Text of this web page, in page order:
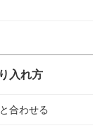
入れ方
合わせる